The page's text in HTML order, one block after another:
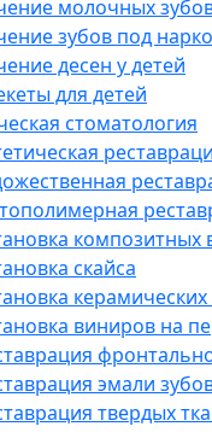
молочных
зубов под
десен у детей
для детей
стоматология
композитных
скайса
виниров на
эмали
твердых